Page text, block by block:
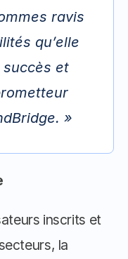
ravis
qu’elle
et
»
inscrits et
la